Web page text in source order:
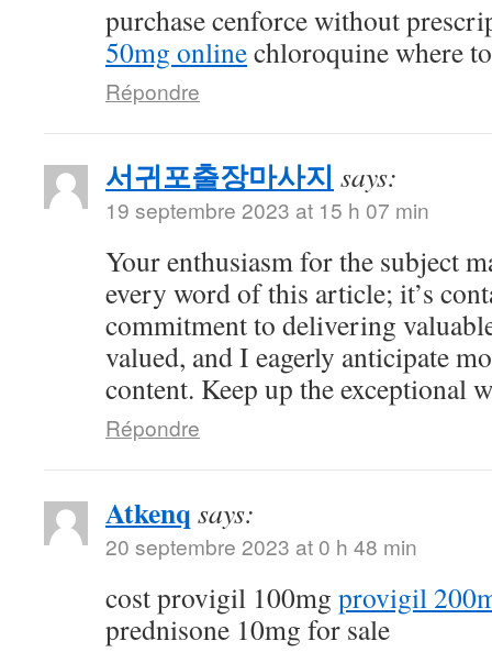
purchase cenforce without
50mg onlinechloroquine where
Répondre
서귀포출장마사지 says:
19 septembre 2023 at 15 h 07 min
Your enthusiasm for the subject
every word of this article; it’s
commitment to delivering
valued, and I eagerly anticipate
content. Keep up the exceptional
Répondre
Atkenq says:
20 septembre 2023 at 0 h 48 min
cost provigil 100mg provigil
prednisone 10mg for sale